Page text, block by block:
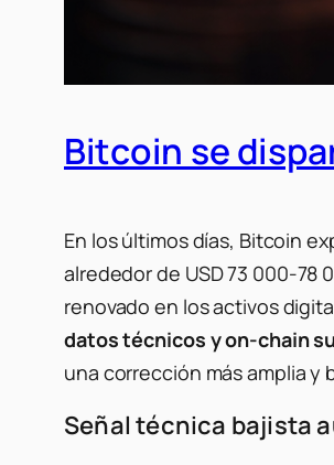
Bitcoin se
En los últimos días, Bitcoin
alrededor de USD 73 000-78
renovado en los activos
datos técnicos y on-chain
una corrección más amplia y
Señal técnica bajista